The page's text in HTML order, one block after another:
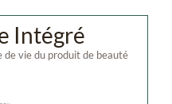
Intégré
de vie du produit de beauté